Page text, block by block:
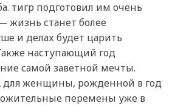
тигр подготовил им очень
жизнь станет более
и делах будет царить
наступающий год
самой заветной мечты.
для женщины, рожденной в год
перемены уже в